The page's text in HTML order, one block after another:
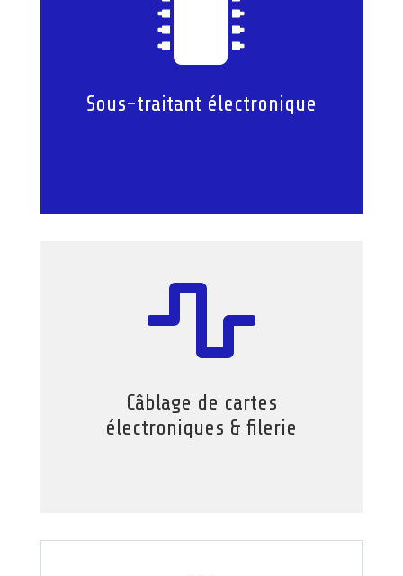

Sous-traitant électronique

Câblage de cartes
électroniques & filerie